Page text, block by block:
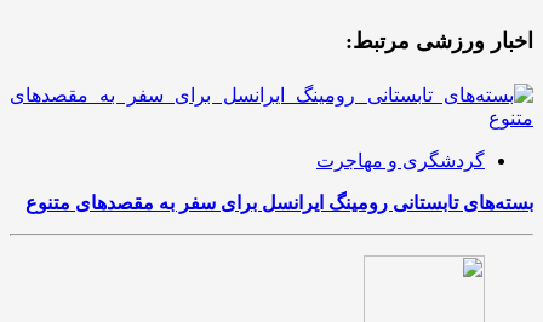
اخبار ورزشی مرتبط:
گردشگری و مهاجرت
بسته‌های تابستانی رومینگ ایرانسل برای سفر به مقصدهای متنوع